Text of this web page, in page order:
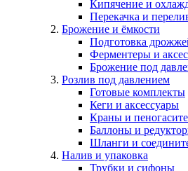
Кипячение и
Перекачка и
Брожение и ёмкости
Подготовка
Ферментеры и
Брожение под
Розлив под давлением
Готовые комплекты
Кеги и аксессуары
Краны и
Баллоны и
Шланги и
Налив и упаковка
Трубки и сифоны